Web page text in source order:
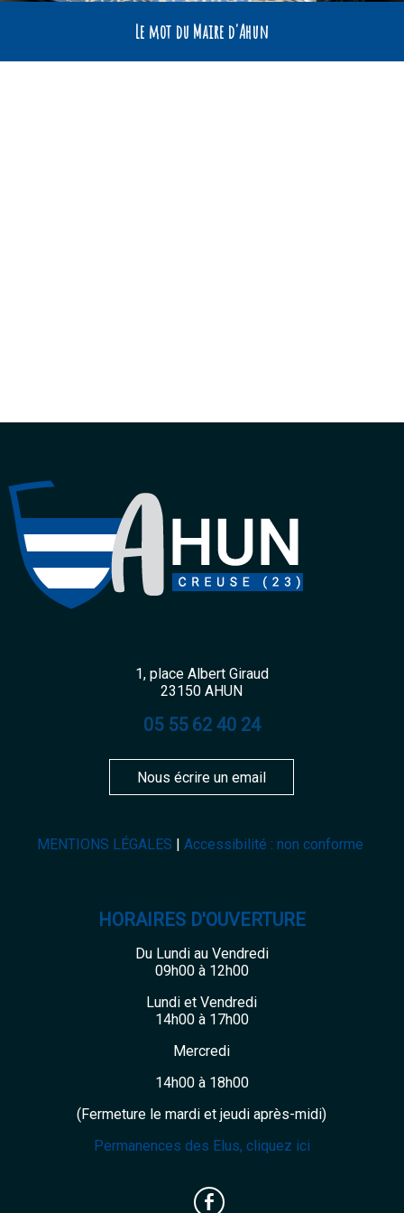
Le mot du Maire d'Ahun
1, place Albert Giraud
23150 AHUN
05 55 62 40 24
Nous écrire un email
MENTIONS LÉGALES Accessibilité : non conforme
HORAIRES D'OUVERTURE
Du Lundi au Vendredi
09h00 à 12h00
Lundi et Vendredi
14h00 à 17h00
Mercredi
14h00 à 18h00
(Fermeture le mardi et jeudi après-midi)
Permanences des Elus, cliquez ici